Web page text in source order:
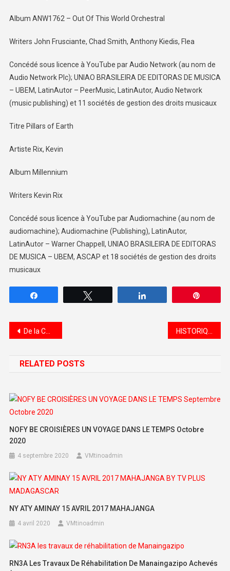
Album ANW1762 – Out Of This World Orchestral
Writers John Frusciante, Chad Smith, Anthony Kiedis, Flea
Concédé sous licence à YouTube par Audio Network (au nom de
Audio Network Plc); UNIAO BRASILEIRA DE EDITORAS DE MUSICA
– UBEM, LatinAutor – PeerMusic, LatinAutor, Audio Network
(music publishing) et 11 sociétés de gestion des droits musicaux
Titre Pillars of Earth
Artiste Rix, Kevin
Album Millennium
Writers Kevin Rix
Concédé sous licence à YouTube par Audiomachine (au nom de
audiomachine); Audiomachine (Publishing), LatinAutor,
LatinAutor – Warner Chappell, UNIAO BRASILEIRA DE EDITORAS
DE MUSICA – UBEM, ASCAP et 18 sociétés de gestion des droits
musicaux
Navigation de l’article
De la COLONIE à l’INDEPENDANCE
RELATED POSTS
NOFY BE CROISIÈRES UN VOYAGE DANS LE TEMPS Octobre
2020
4 septembre 2020 VMtinoadmin
NY ATY AMINAY 15 AVRIL 2017 MAHAJANGA
4 avril 2020 VMtinoadmin
RN3A Les Travaux De Réhabilitation De Manaingazipo Achevés